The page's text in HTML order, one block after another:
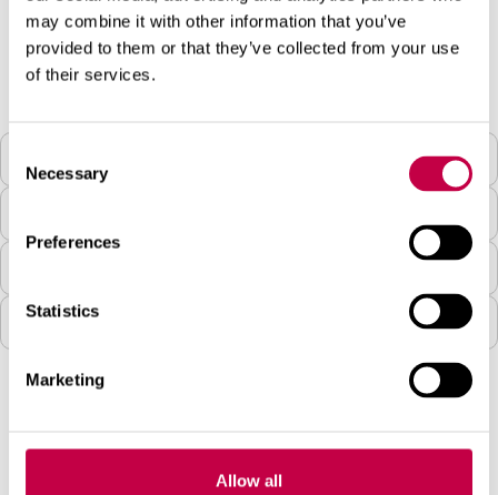
may combine it with other information that you’ve
provided to them or that they’ve collected from your use
of their services.
Selection
Necessary
Preferences
Statistics
Marketing
Allow all
ļoti ilgi. Turklāt tas ir tik skaists. Tāpēc nevajag
slēpt koku konstrukcijas iekšienē. Gluži pretēji –
tas ir pienācīgi jāparāda."
Prezentācija
Skatiet arī